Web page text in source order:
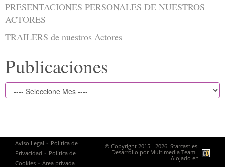
PRESENTACIONES PERSONALES DE NUESTROS
ACTORES
TRAILERS de nuestros Actores
Publicaciones
Aviso Legal - Política de
Privacidad - Política de
Cookies - Área privada
© Copyright 2015 - 2026. Starcast.es.
Desarrollo por Multimedia Team -
Alojado en